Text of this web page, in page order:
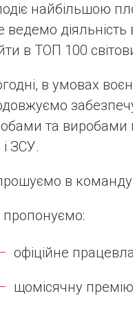
найбільшою
ведемо діяльність
в ТОП 100
в умовах
та
і ЗСУ.
в команду
офіційне
щомісячну премію